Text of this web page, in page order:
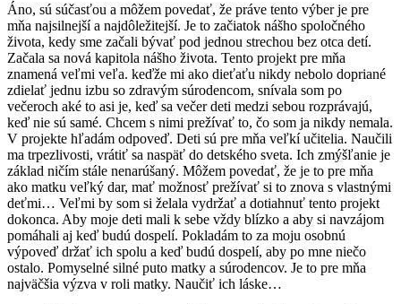
Áno, sú súčasťou a môžem povedať, že práve tento výber je pre
mňa najsilnejší a najdôležitejší. Je to začiatok nášho spoločného
života, kedy sme začali bývať pod jednou strechou bez otca detí.
Začala sa nová kapitola nášho života. Tento projekt pre mňa
znamená veľmi veľa. keďže mi ako dieťaťu nikdy nebolo dopriané
zdielať jednu izbu so zdravým súrodencom, snívala som po
večeroch aké to asi je, keď sa večer deti medzi sebou rozprávajú,
keď nie sú samé. Chcem s nimi prežívať to, čo som ja nikdy nemala.
V projekte hľadám odpoveď. Deti sú pre mňa veľkí učitelia. Naučili
ma trpezlivosti, vrátiť sa naspäť do detského sveta. Ich zmýšľanie je
základ ničím stále nenarúšaný. Môžem povedať, že je to pre mňa
ako matku veľký dar, mať možnosť prežívať si to znova s vlastnými
deťmi… Veľmi by som si želala vydržať a dotiahnuť tento projekt
dokonca. Aby moje deti mali k sebe vždy blízko a aby si navzájom
pomáhali aj keď budú dospelí. Pokladám to za moju osobnú
výpoveď držať ich spolu a keď budú dospelí, aby po mne niečo
ostalo. Pomyselné silné puto matky a súrodencov. Je to pre mňa
najväčšia výzva v roli matky. Naučiť ich láske…